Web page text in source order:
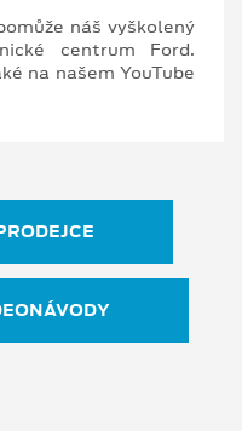
náš vyškolený
centrum Ford.
na našem YouTube